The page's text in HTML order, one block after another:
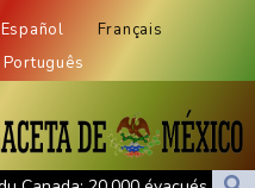
Español
Français
Português